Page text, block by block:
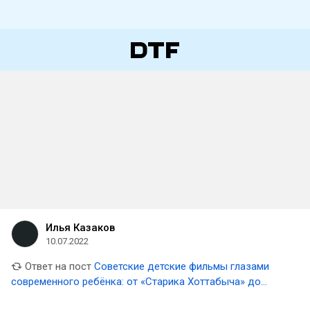
Илья Казаков
10.07.2022
Ответ на пост Советские детские фильмы глазами
современного ребёнка: от «Старика Хоттабыча» до